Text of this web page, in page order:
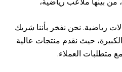
رياضية. نحن نفخر بأننا شريك
حيث نقدم منتجات عالية
متطلبات العملاء.